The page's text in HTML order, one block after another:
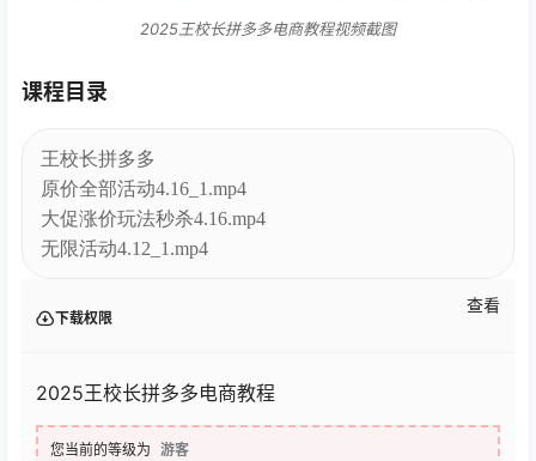
2025王校长拼多多电商教程视频截图
课程目录
王校长拼多多
原价全部活动4.16_1.mp4
大促涨价玩法秒杀4.16.mp4
无限活动4.12_1.mp4
下载权限
查看
2025王校长拼多多电商教程
您当前的等级为 游客